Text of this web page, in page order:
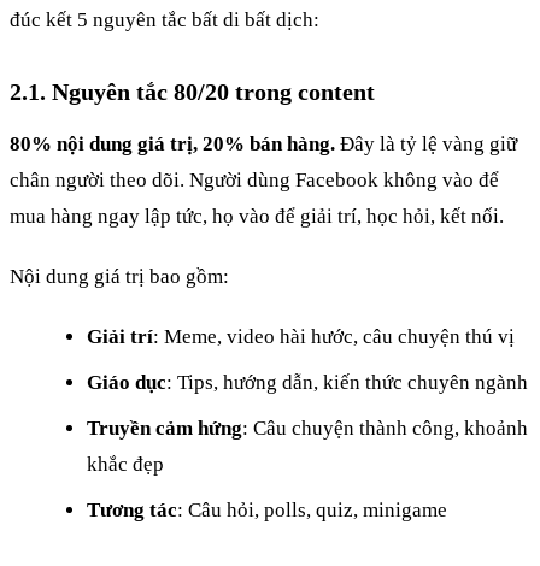
đúc kết 5 nguyên tắc bất di bất dịch:
2.1. Nguyên tắc 80/20 trong content
80% nội dung giá trị, 20% bán hàng. Đây là tỷ lệ vàng giữ
chân người theo dõi. Người dùng Facebook không vào để
mua hàng ngay lập tức, họ vào để giải trí, học hỏi, kết nối.
Nội dung giá trị bao gồm:
Giải trí: Meme, video hài hước, câu chuyện thú vị
Giáo dục: Tips, hướng dẫn, kiến thức chuyên ngành
Truyền cảm hứng: Câu chuyện thành công, khoảnh
khắc đẹp
Tương tác: Câu hỏi, polls, quiz, minigame